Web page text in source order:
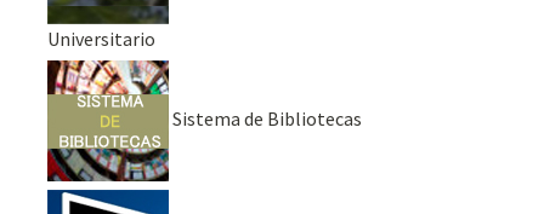
Universitario
Sistema de Bibliotecas